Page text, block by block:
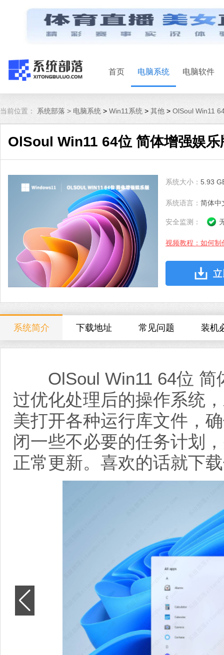
首页 电脑系统 电脑软件
当前位置： 系统部落 > 电脑系统 > Win11系统 > 其他 > OlSoul Win11
OlSoul Win11 64位 简体增强娱乐
系统大小： 5.93
系统语言： 简体中
安全监测：
视频教程：如何制
系统简介 下载地址 常见问题 装机
OlSoul Win11 64位 简
过优化处理后的操作系统
美打开各种运行库文件，
闭一些不必要的任务计划
正常更新。喜欢的话就下